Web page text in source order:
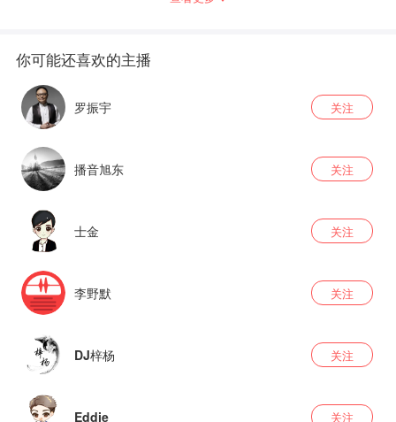
罗振宇 关注
播音旭东 关注
士金 关注
李野默 关注
DJ梓杨 关注
Eddie 关注